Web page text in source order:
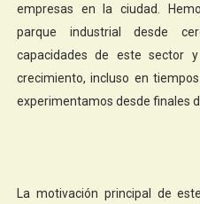
empresas en la ciudad.
parque industrial desde
capacidades de este sector
crecimiento, incluso en
experimentamos desde finales
La motivación principal de